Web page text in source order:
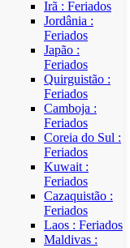
Irã : Feriados
Jordânia :
Feriados
Japão :
Feriados
Quirguistão :
Feriados
Camboja :
Feriados
Coreia do Sul :
Feriados
Kuwait :
Feriados
Cazaquistão :
Feriados
Laos : Feriados
Maldivas :